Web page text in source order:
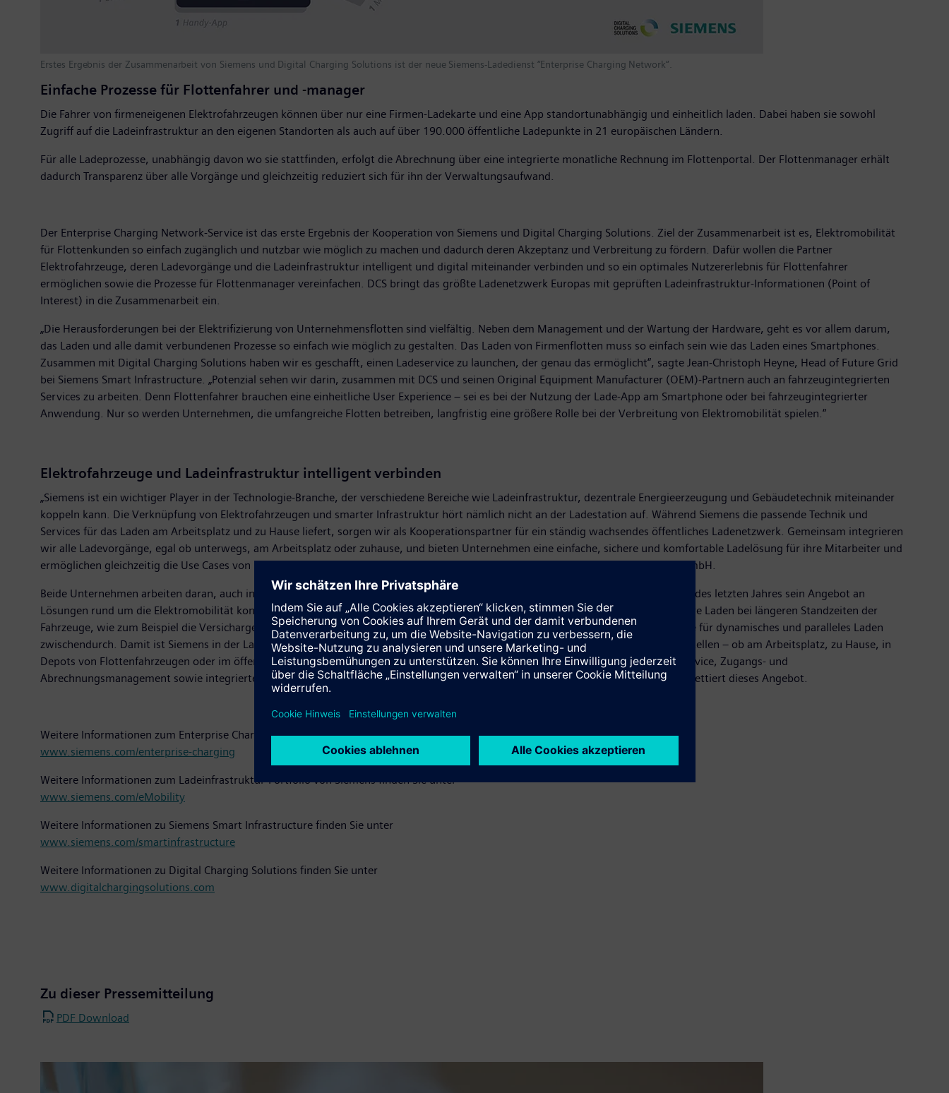
Erstes Ergebnis der Zusammenarbeit von Siemens und Digital Charging Solutions ist der neue Siemens-Ladedienst “Enterprise Charging Network“.
Einfache Prozesse für Flottenfahrer und -manager
Die Fahrer von firmeneigenen Elektrofahrzeugen können über nur eine Firmen-Ladekarte und eine App standortunabhängig und einheitlich laden. Dabei haben sie sowohl
Zugriff auf die Ladeinfrastruktur an den eigenen Standorten als auch auf über 190.000 öffentliche Ladepunkte in 21 europäischen Ländern.
Für alle Ladeprozesse, unabhängig davon wo sie stattfinden, erfolgt die Abrechnung über eine integrierte monatliche Rechnung im Flottenportal. Der Flottenmanager erhält
dadurch Transparenz über alle Vorgänge und gleichzeitig reduziert sich für ihn der Verwaltungsaufwand.
Der Enterprise Charging Network-Service ist das erste Ergebnis der Kooperation von Siemens und Digital Charging Solutions. Ziel der Zusammenarbeit ist es, Elektromobilität
für Flottenkunden so einfach zugänglich und nutzbar wie möglich zu machen und dadurch deren Akzeptanz und Verbreitung zu fördern. Dafür wollen die Partner
Elektrofahrzeuge, deren Ladevorgänge und die Ladeinfrastruktur intelligent und digital miteinander verbinden und so ein optimales Nutzererlebnis für Flottenfahrer
ermöglichen sowie die Prozesse für Flottenmanager vereinfachen. DCS bringt das größte Ladenetzwerk Europas mit geprüften Ladeinfrastruktur-Informationen (Point of
Interest) in die Zusammenarbeit ein.
„Die Herausforderungen bei der Elektrifizierung von Unternehmensflotten sind vielfältig. Neben dem Management und der Wartung der Hardware, geht es vor allem darum,
das Laden und alle damit verbundenen Prozesse so einfach wie möglich zu gestalten. Das Laden von Firmenflotten muss so einfach sein wie das Laden eines Smartphones.
Zusammen mit Digital Charging Solutions haben wir es geschafft, einen Ladeservice zu launchen, der genau das ermöglicht“, sagte Jean-Christoph Heyne, Head of Future Grid
bei Siemens Smart Infrastructure. „Potenzial sehen wir darin, zusammen mit DCS und seinen Original Equipment Manufacturer (OEM)-Partnern auch an fahrzeugintegrierten
Services zu arbeiten. Denn Flottenfahrer brauchen eine einheitliche User Experience – sei es bei der Nutzung der Lade-App am Smartphone oder bei fahrzeugintegrierter
Anwendung. Nur so werden Unternehmen, die umfangreiche Flotten betreiben, langfristig eine größere Rolle bei der Verbreitung von Elektromobilität spielen.“
Elektrofahrzeuge und Ladeinfrastruktur intelligent verbinden
„Siemens ist ein wichtiger Player in der Technologie-Branche, der verschiedene Bereiche wie Ladeinfrastruktur, dezentrale Energieerzeugung und Gebäudetechnik miteinander
koppeln kann. Die Verknüpfung von Elektrofahrzeugen und smarter Infrastruktur hört nämlich nicht an der Ladestation auf. Während Siemens die passende Technik und
Services für das Laden am Arbeitsplatz und zu Hause liefert, sorgen wir als Kooperationspartner für ein ständig wachsendes öffentliches Ladenetzwerk. Gemeinsam integrieren
wir alle Ladevorgänge, egal ob unterwegs, am Arbeitsplatz oder zuhause, und bieten Unternehmen eine einfache, sichere und komfortable Ladelösung für ihre Mitarbeiter und
ermöglichen gleichzeitig die Use Cases von morgen“, so Markus Bartenschlager, Managing Director der Digital Charging Solutions GmbH.
Beide Unternehmen arbeiten daran, auch in Zukunft weitere gemeinsame Lösungen auf den Markt zu bringen. Siemens hat im Laufe des letzten Jahres sein Angebot an
Lösungen rund um die Elektromobilität kontinuierlich erweitert. Sein Ladeinfrastrukturportfolio umfasst Lösungen für das langsamere Laden bei längeren Standzeiten der
Fahrzeuge, wie zum Beispiel die Versicharge AC-Wallbox, die Depotlader der Sicharge UC-Familie oder die Sicharge D-Schnellladesäule für dynamisches und paralleles Laden
zwischendurch. Damit ist Siemens in der Lage, Unternehmenskunden für jeden Anwendungsbereich eine passende Lösung bereitzustellen – ob am Arbeitsplatz, zu Hause, in
Depots von Flottenfahrzeugen oder im öffentlichen Raum. Zusätzlich stehen Kunden modulare Dienstleistungen, wie Betrieb und Service, Zugangs- und
Abrechnungsmanagement sowie integriertes Lastmanagement zur Verfügung. Der neue Enterprise Charging Network-Service komplettiert dieses Angebot.
Weitere Informationen zum Enterprise Charging Portfolio von Siemens finden Sie unter
www.siemens.com/enterprise-charging
Weitere Informationen zum Ladeinfrastruktur-Portfolio von Siemens finden Sie unter
www.siemens.com/eMobility
Weitere Informationen zu Siemens Smart Infrastructure finden Sie unter
www.siemens.com/smartinfrastructure
Weitere Informationen zu Digital Charging Solutions finden Sie unter
www.digitalchargingsolutions.com
Zu dieser Pressemitteilung
PDF Download